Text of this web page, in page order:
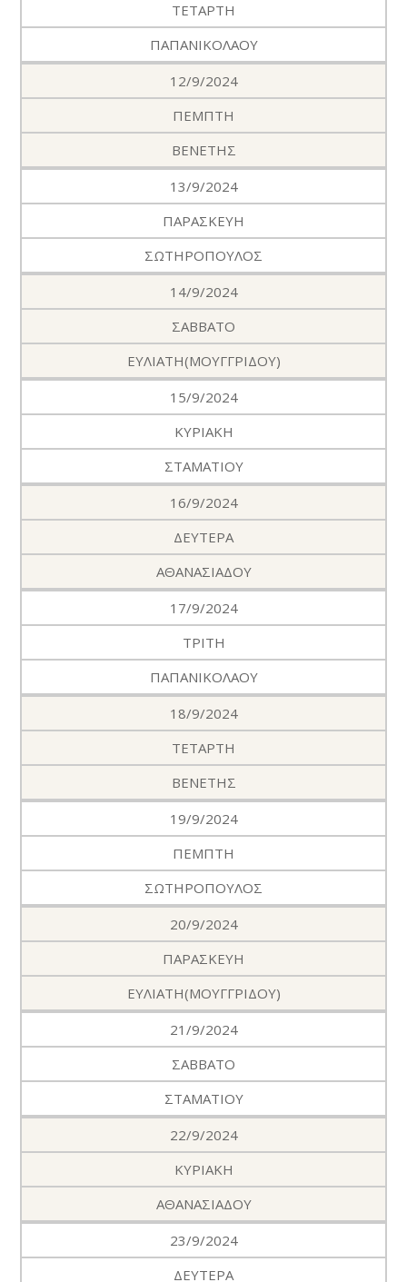
ΤΕΤΑΡΤΗ
ΠΑΠΑΝΙΚΟΛΑΟΥ
12/9/2024
ΠΕΜΠΤΗ
ΒΕΝΕΤΗΣ
13/9/2024
ΠΑΡΑΣΚΕΥΗ
ΣΩΤΗΡΟΠΟΥΛΟΣ
14/9/2024
ΣΑΒΒΑΤΟ
ΕΥΛΙΑΤΗ(ΜΟΥΓΓΡΙΔΟΥ)
15/9/2024
ΚΥΡΙΑΚΗ
ΣΤΑΜΑΤΙΟΥ
16/9/2024
ΔΕΥΤΕΡΑ
ΑΘΑΝΑΣΙΑΔΟΥ
17/9/2024
ΤΡΙΤΗ
ΠΑΠΑΝΙΚΟΛΑΟΥ
18/9/2024
ΤΕΤΑΡΤΗ
ΒΕΝΕΤΗΣ
19/9/2024
ΠΕΜΠΤΗ
ΣΩΤΗΡΟΠΟΥΛΟΣ
20/9/2024
ΠΑΡΑΣΚΕΥΗ
ΕΥΛΙΑΤΗ(ΜΟΥΓΓΡΙΔΟΥ)
21/9/2024
ΣΑΒΒΑΤΟ
ΣΤΑΜΑΤΙΟΥ
22/9/2024
ΚΥΡΙΑΚΗ
ΑΘΑΝΑΣΙΑΔΟΥ
23/9/2024
ΔΕΥΤΕΡΑ